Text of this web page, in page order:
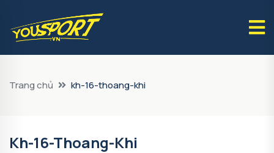
Trang chủ kh-16-thoang-khi
Kh-16-Thoang-Khi